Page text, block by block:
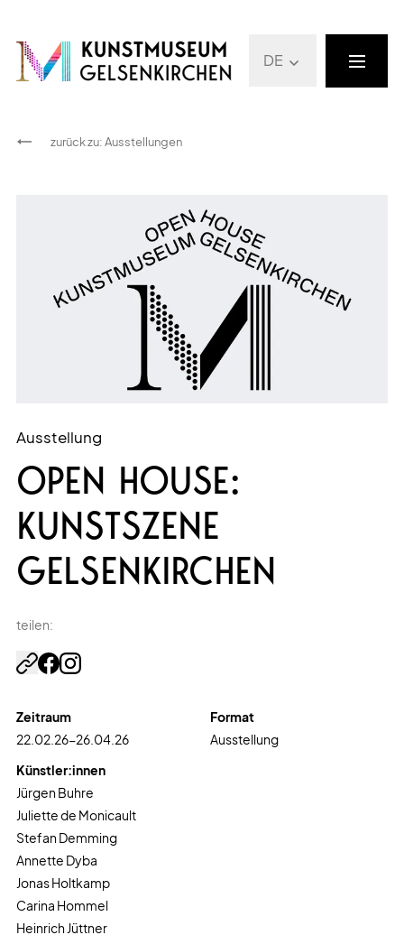
DE
zurück zu:Ausstellungen
Ausstellung
OPEN HOUSE:
KUNSTSZENE
GELSENKIRCHEN
teilen:
Zeitraum
22.02.26-26.04.26
Format
Ausstellung
Künstler:innen
Jürgen Buhre
Juliette de Monicault
Stefan Demming
Annette Dyba
Jonas Holtkamp
Carina Hommel
Heinrich Jüttner